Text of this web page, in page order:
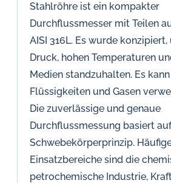
Stahlröhre ist ein kompakter
Durchflussmesser mit Teilen
AISI 316L. Es wurde
Druck, hohen Temperaturen
Medien standzuhalten. Es
Flüssigkeiten und Gasen
Die zuverlässige und genaue
Durchflussmessung basiert
Schwebekörperprinzip.
Einsatzbereiche sind die
petrochemische Industrie,